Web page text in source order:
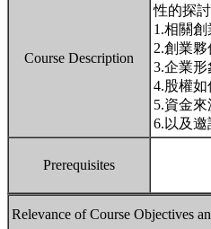
Course Description
性的探
1.相關
2.創業夥
3.企業形
4.股權如
5.資金
6.以及
Prerequisites
Relevance of Course Objectives